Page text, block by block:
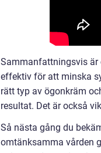
Sammanfattningsvis är
effektiv för att minska
rätt typ av ögonkräm
resultat. Det är också
Så nästa gång du
omtänksamma vården